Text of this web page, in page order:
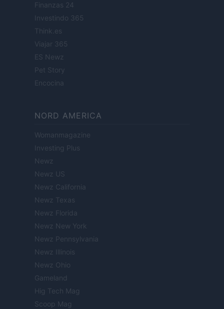
Finanzas 24
Investindo 365
Think.es
Viajar 365
ES Newz
Pet Story
Encocina
NORD AMERICA
Womanmagazine
Investing Plus
Newz
Newz US
Newz California
Newz Texas
Newz Florida
Newz New York
Newz Pennsylvania
Newz Illinois
Newz Ohio
Gameland
Hig Tech Mag
Scoop Mag